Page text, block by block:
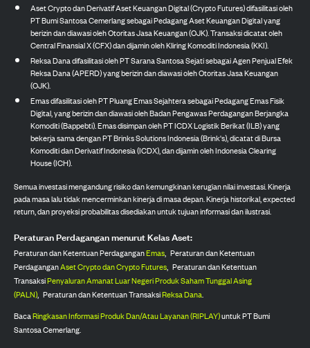
Aset Crypto dan Derivatif Aset Keuangan Digital (Crypto Futures) difasilitasi oleh
PT Bumi Santosa Cemerlang sebagai Pedagang Aset Keuangan Digital yang
berizin dan diawasi oleh Otoritas Jasa Keuangan (OJK). Transaksi dicatat oleh
Central Finansial X (CFX) dan dijamin oleh Kliring Komoditi Indonesia (KKI).
Reksa Dana difasilitasi oleh PT Sarana Santosa Sejati sebagai Agen Penjual Efek
Reksa Dana (APERD) yang berizin dan diawasi oleh Otoritas Jasa Keuangan
(OJK).
Emas difasilitasi oleh PT Pluang Emas Sejahtera sebagai Pedagang Emas Fisik
Digital, yang berizin dan diawasi oleh Badan Pengawas Perdagangan Berjangka
Komoditi (Bappebti). Emas disimpan oleh PT ICDX Logistik Berikat (ILB) yang
bekerja sama dengan PT Brinks Solutions Indonesia (Brink's), dicatat di Bursa
Komoditi dan Derivatif Indonesia (ICDX), dan dijamin oleh Indonesia Clearing
House (ICH).
Semua investasi mengandung risiko dan kemungkinan kerugian nilai investasi. Kinerja
pada masa lalu tidak mencerminkan kinerja di masa depan. Kinerja historikal, expected
return, dan proyeksi probabilitas disediakan untuk tujuan informasi dan ilustrasi.
Peraturan Perdagangan menurut Kelas Aset:
Peraturan dan Ketentuan PerdaganganEmas, Peraturan dan Ketentuan
PerdaganganAset Crypto dan Crypto Futures, Peraturan dan Ketentuan
TransaksiPenyaluran Amanat Luar Negeri Produk Saham Tunggal Asing
(PALN), Peraturan dan Ketentuan TransaksiReksa Dana.
BacaRingkasan Informasi Produk Dan/Atau Layanan (RIPLAY)untuk PT Bumi
Santosa Cemerlang.